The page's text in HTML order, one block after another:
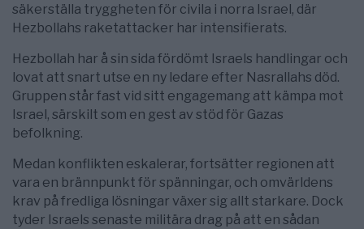
säkerställa tryggheten för civila i norra Israel, där
Hezbollahs raketattacker har intensifierats.
Hezbollah har å sin sida fördömt Israels handlingar och
lovat att snart utse en ny ledare efter Nasrallahs död.
Gruppen står fast vid sitt engagemang att kämpa mot
Israel, särskilt som en gest av stöd för Gazas
befolkning.
Medan konflikten eskalerar, fortsätter regionen att
vara en brännpunkt för spänningar, och omvärldens
krav på fredliga lösningar växer sig allt starkare. Dock
tyder Israels senaste militära drag på att en sådan